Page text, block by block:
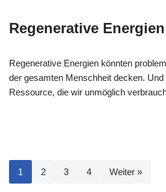
Regenerative
Regenerative Energien könnten
der gesamten Menschheit decken. Und
Ressource, die wir unmöglich
1 2 3 4 Weiter »